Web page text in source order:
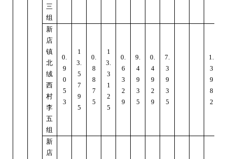
三
组
新
店
镇
北
绒
西
村
李
五
组
0.
9
0
5
3
1
3.
5
7
9
5
0.
8
8
7
5
1
3.
3
1
2
5
0.
6
3
2
9
9.
4
9
3
5
0.
4
9
2
9
7.
3
9
3
5
1.
3
9
8
2
新
店